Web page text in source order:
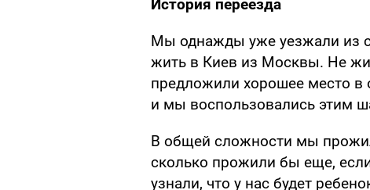
История переезда
Мы однажды уже уезжали из
жить в Киев из Москвы. Не
предложили хорошее место в
и мы воспользовались этим
В общей сложности мы
сколько прожили бы еще,
узнали, что у нас будет